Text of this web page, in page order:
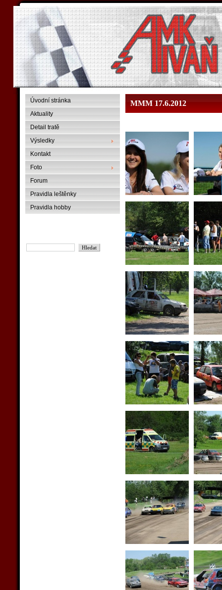
Úvodní stránka
Aktuality
Detail tratě
Výsledky
Kontakt
Foto
Forum
Pravidla leštěnky
Pravidla hobby
MMM 17.6.2012